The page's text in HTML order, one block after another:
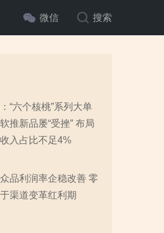
微信 搜索
“六个核桃”系列大单
推新品屡“受挫” 布局
入占比不足4%
品利润率企稳改善 零
渠道变革红利期